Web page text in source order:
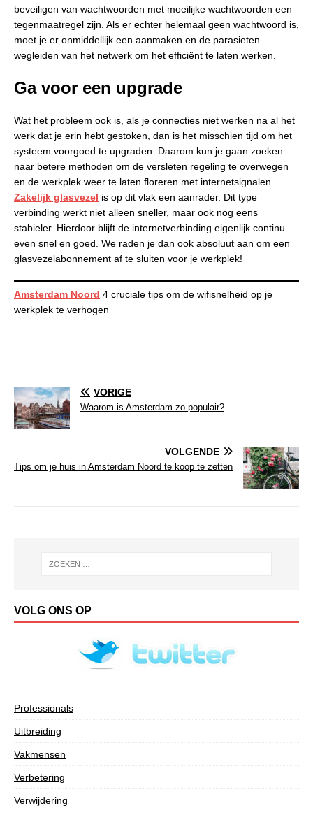
beveiligen van wachtwoorden met moeilijke wachtwoorden een
tegenmaatregel zijn. Als er echter helemaal geen wachtwoord is,
moet je er onmiddellijk een aanmaken en de parasieten
wegleiden van het netwerk om het efficiënt te laten werken.
Ga voor een upgrade
Wat het probleem ook is, als je connecties niet werken na al het
werk dat je erin hebt gestoken, dan is het misschien tijd om het
systeem voorgoed te upgraden. Daarom kun je gaan zoeken
naar betere methoden om de versleten regeling te overwegen
en de werkplek weer te laten floreren met internetsignalen.
Zakelijk glasvezel is op dit vlak een aanrader. Dit type
verbinding werkt niet alleen sneller, maar ook nog eens
stabieler. Hierdoor blijft de internetverbinding eigenlijk continu
even snel en goed. We raden je dan ook absoluut aan om een
glasvezelabonnement af te sluiten voor je werkplek!
Amsterdam Noord 4 cruciale tips om de wifisnelheid op je
werkplek te verhogen
VORIGE
Waarom is Amsterdam zo populair?
VOLGENDE
Tips om je huis in Amsterdam Noord te koop te zetten
VOLG ONS OP
Professionals
Uitbreiding
Vakmensen
Verbetering
Verwijdering